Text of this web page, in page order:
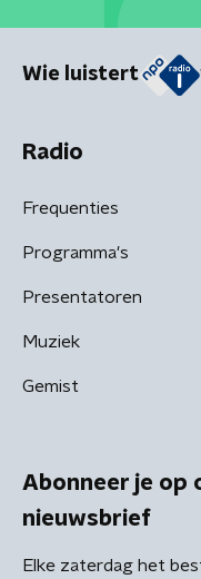
Wie luistert
Radio
Frequenties
Programma's
Presentatoren
Muziek
Gemist
Abonneer je op
nieuwsbrief
Elke zaterdag het